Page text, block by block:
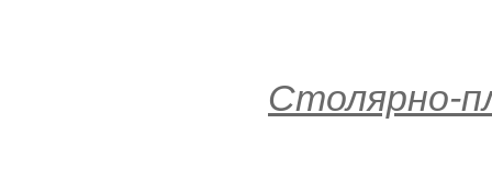
Столярно-